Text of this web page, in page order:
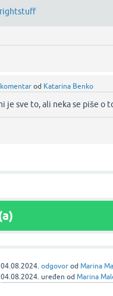
komentar od Katarina Benko
je sve to, ali neka se piše o
04.08.2024. odgovor odMarina
04.08.2024. uređen odMarina